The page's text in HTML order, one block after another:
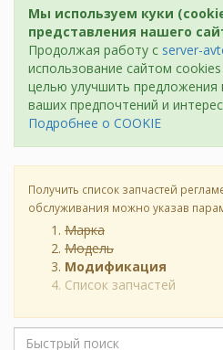
Мы используем куки
представления нашего
Продолжая работу с server-
использование сайтом
целью улучшить предложения
ваших предпочтений и
Подробнее о COOKIE
Получить список запчастей
обслуживания можно указав
Марка
Модель
Модификация
Список запчастей